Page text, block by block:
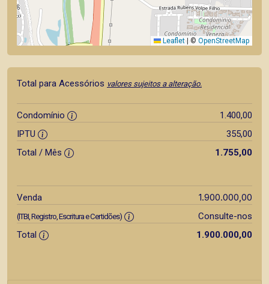
Leaflet |© OpenStreetMap
Total para Acessórios valores sujeitos a alteração.
Condomínio
1.400,00
IPTU
355,00
Total / Mês
1.755,00
Venda 1.900.000,00
(ITBI, Registro, Escritura e Certidões)
Consulte-nos
Total
1.900.000,00